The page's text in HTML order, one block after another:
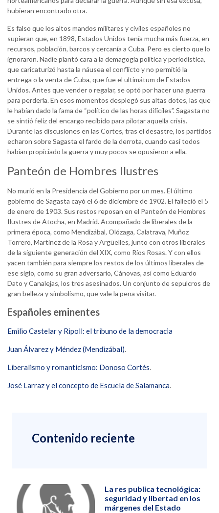
hubieran encontrado otra.
Es falso que los altos mandos militares y civiles españoles no
supieran que, en 1898, Estados Unidos tenía mucha más fuerza, en
recursos, población, barcos y cercanía a Cuba. Pero es cierto que lo
ignoraron. Nadie plantó cara a la demagogia política y periodística,
que caricaturizó hasta la náusea el conflicto y no permitió la
entrega o la venta de Cuba, que fue el ultimátum de Estados
Unidos. Antes que vender o regalar, se optó por hacer una guerra
para perderla. En esos momentos desplegó sus altas dotes, las que
le habían dado la fama de “político de las horas difíciles”. Sagasta no
se sintió feliz del encargo recibido para pilotar aquella crisis.
Durante las discusiones en las Cortes, tras el desastre, los partidos
echaron sobre Sagasta el fardo de la derrota, cuando casi todos
habían propiciado la guerra y muy pocos se opusieron a ella.
Panteón de Hombres Ilustres
No murió en la Presidencia del Gobierno por un mes. El último
gobierno de Sagasta cayó el 6 de diciembre de 1902. El falleció el 5
de enero de 1903. Sus restos reposan en el Panteón de Hombres
Ilustres de Atocha, en Madrid. Acompañado de liberales de la
primera época, como Mendizábal, Olózaga, Calatrava, Muñoz
Torrero, Martínez de la Rosa y Argüelles, junto con otros liberales
de la siguiente generación del XIX, como Ríos Rosas. Y con ellos
yacen también para siempre los restos de los últimos liberales de
ese siglo, como su gran adversario, Cánovas, así como Eduardo
Dato y Canalejas, los tres asesinados. Un conjunto de sepulcros de
gran belleza y simbolismo, que vale la pena visitar.
Españoles eminentes
Emilio Castelar y Ripoll: el tribuno de la democracia
Juan Álvarez y Méndez (Mendizábal).
Liberalismo y romanticismo: Donoso Cortés.
José Larraz y el concepto de Escuela de Salamanca.
Contenido reciente
La res publica tecnológica:
seguridad y libertad en los
márgenes del Estado